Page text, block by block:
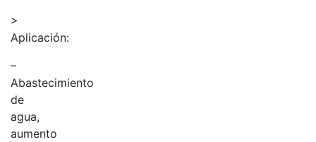
>
Aplicación:
–
Abastecimiento
de
agua,
aumento